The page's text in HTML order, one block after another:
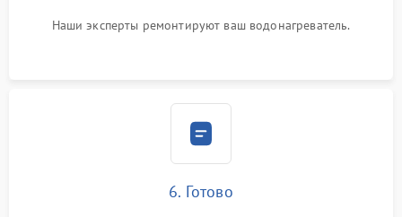
Наши эксперты ремонтируют ваш водонагреватель.
6. Готово